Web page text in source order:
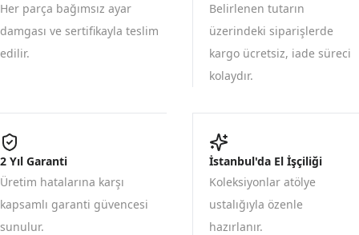
Her parça bağımsız ayar
damgası ve sertifikayla teslim
edilir.
Belirlenen tutarın
üzerindeki siparişlerde
kargo ücretsiz, iade süreci
kolaydır.
2 Yıl Garanti
Üretim hatalarına karşı
kapsamlı garanti güvencesi
sunulur.
İstanbul'da El İşçiliği
Koleksiyonlar atölye
ustalığıyla özenle
hazırlanır.